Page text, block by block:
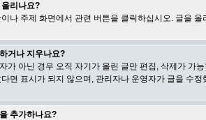
리나요?
나 주제 화면에서 관련 버튼을 클릭하십시오. 글을
거나 지우나요?
가 아닌 경우 오직 자기가 올린 글만 편집, 삭제가 가능
면 표시가 되지 않으며, 관리자나 운영자가 글을 수
추가하나요?